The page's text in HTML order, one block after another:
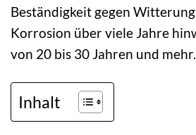
Beständigkeit gegen
Korrosion über viele Jahre
von 20 bis 30 Jahren und mehr.
Inhalt